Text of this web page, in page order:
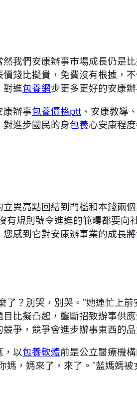
我們安康辦事市場成長仍是
錢比擬貴，免費沒有根據，
對進包養網步更多更好的安康
康辦事包養價格ptt 、安康教導
進步國民的身包養心安康程
異亮點回結到門檻和本錢兩
規則號令進進的範疇都要向
感到它對安康辦事業的成長將
？別哭，別哭。”她連忙上
比擬凸起，壟斷招致辦事供
爭，競爭會進步辦事東西的
，以包養軟體前是公立醫療機
，媽來了，來了。”藍媽媽